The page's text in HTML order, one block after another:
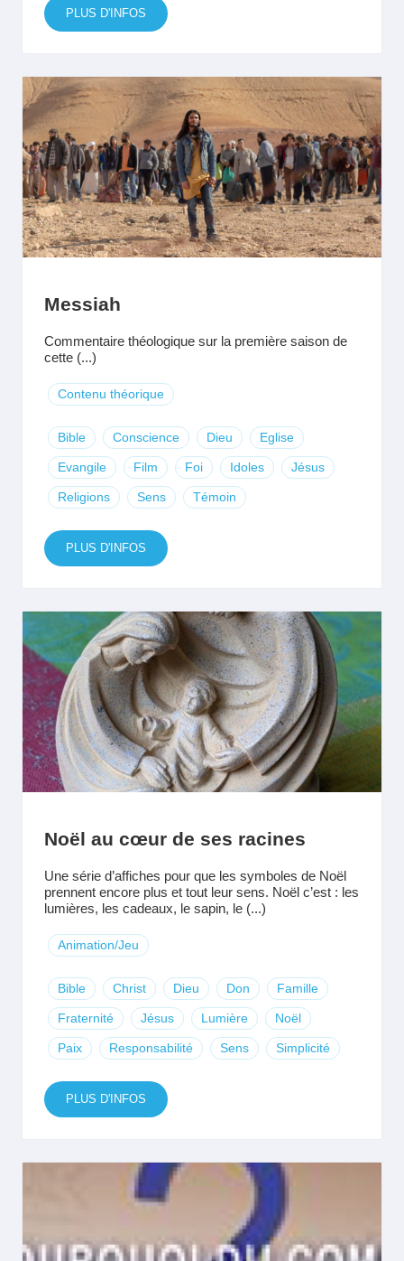
PLUS D'INFOS
Messiah
Commentaire théologique sur la première saison de
cette (...)
Contenu théorique
Bible Conscience Dieu Eglise
Evangile Film Foi Idoles Jésus
Religions Sens Témoin
PLUS D'INFOS
Noël au cœur de ses racines
Une série d’affiches pour que les symboles de Noël
prennent encore plus et tout leur sens. Noël c’est : les
lumières, les cadeaux, le sapin, le (...)
Animation/Jeu
Bible Christ Dieu Don Famille
Fraternité Jésus Lumière Noël
Paix Responsabilité Sens Simplicité
PLUS D'INFOS